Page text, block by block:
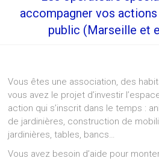
accompagner vos actions
public (Marseille et
Vous êtes une association, des
vous avez le projet d’investir
action qui s’inscrit dans le temps :
de jardinières, construction de
jardinières, tables, bancs…
Vous avez besoin d’aide pour